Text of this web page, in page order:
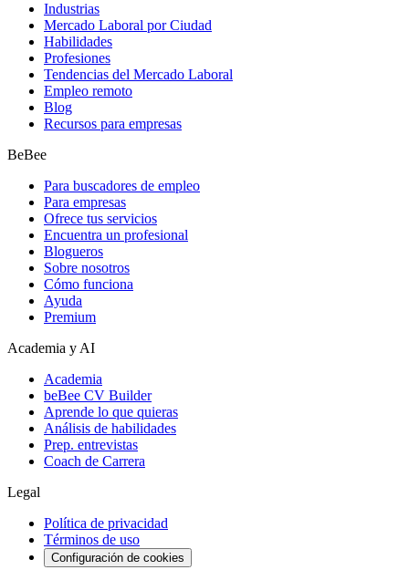
Industrias
Mercado Laboral por Ciudad
Habilidades
Profesiones
Tendencias del Mercado Laboral
Empleo remoto
Blog
Recursos para empresas
BeBee
Para buscadores de empleo
Para empresas
Ofrece tus servicios
Encuentra un profesional
Blogueros
Sobre nosotros
Cómo funciona
Ayuda
Premium
Academia y AI
Academia
beBee CV Builder
Aprende lo que quieras
Análisis de habilidades
Prep. entrevistas
Coach de Carrera
Legal
Política de privacidad
Términos de uso
Configuración de cookies